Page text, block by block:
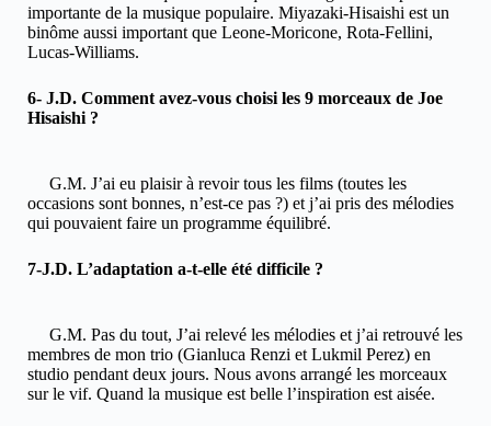
importante de la musique populaire. Miyazaki-Hisaishi est un
binôme aussi important que Leone-Moricone, Rota-Fellini,
Lucas-Williams.
6- J.D. Comment avez-vous choisi les 9 morceaux de Joe
Hisaishi ?
G.M. J’ai eu plaisir à revoir tous les films (toutes les
occasions sont bonnes, n’est-ce pas ?) et j’ai pris des mélodies
qui pouvaient faire un programme équilibré.
7-J.D. L’adaptation a-t-elle été difficile ?
G.M. Pas du tout, J’ai relevé les mélodies et j’ai retrouvé les
membres de mon trio (Gianluca Renzi et Lukmil Perez) en
studio pendant deux jours. Nous avons arrangé les morceaux
sur le vif. Quand la musique est belle l’inspiration est aisée.